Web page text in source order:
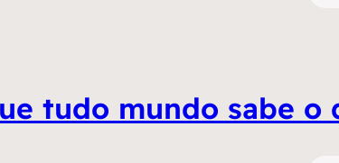
tudo mundo sabe o